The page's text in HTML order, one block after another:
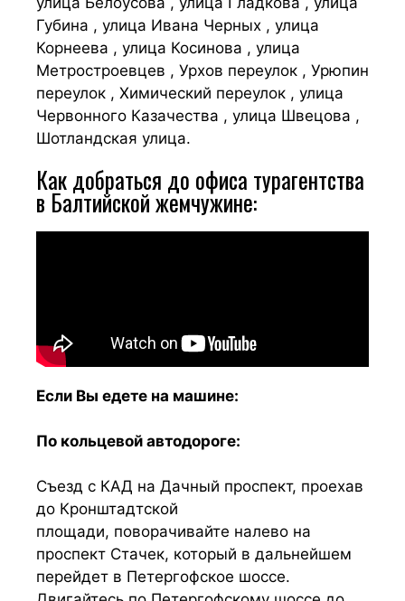
Губина , улица Ивана Черных , улица
Корнеева , улица Косинова , улица
Метростроевцев , Урхов переулок , Урюпин
переулок , Химический переулок , улица
Червонного Казачества , улица Швецова ,
Шотландская улица.
Как добраться до офиса турагентства
в Балтийской жемчужине:
Если Вы едете на машине:
По кольцевой автодороге:
Съезд с КАД на Дачный проспект, проехав
до Кронштадтской
площади, поворачивайте налево на
проспект Стачек, который в дальнейшем
перейдет в Петергофское шоссе.